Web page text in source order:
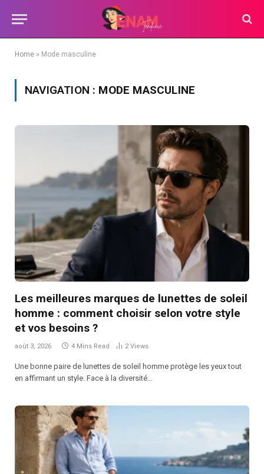
Home » Mode masculine
NAVIGATION : MODE MASCULINE
Les meilleures marques de lunettes de soleil
homme : comment choisir selon votre style
et vos besoins ?
août 3, 2026 4 Mins Read 2Views
Une bonne paire de lunettes de soleil homme protège les yeux tout
en affirmant un style. Face à la diversité…